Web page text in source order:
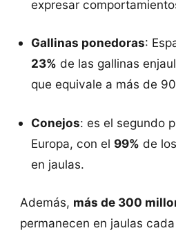
expresar
Gallinas ponedoras:
23% de las gallinas
que equivale a más de
Conejos: es el segundo
Europa, con el 99% de
en jaulas.
Además, más de 300
permanecen en jaulas